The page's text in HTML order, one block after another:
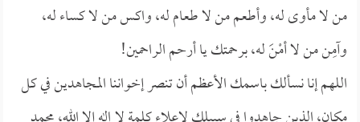
من لا مأوى له، وأطعم من لا طعام له، واكس من لا كساء له،
وآمِن من لا أمْنَ له، برحمتك يا أرحم الراحمين!
اللهم إنا نسألك باسمك الأعظم أن تنصر إخواننا المجاهدين في كل